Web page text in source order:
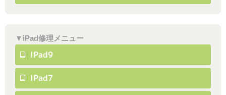
▼iPad修理メニュー
IPad9
IPad7